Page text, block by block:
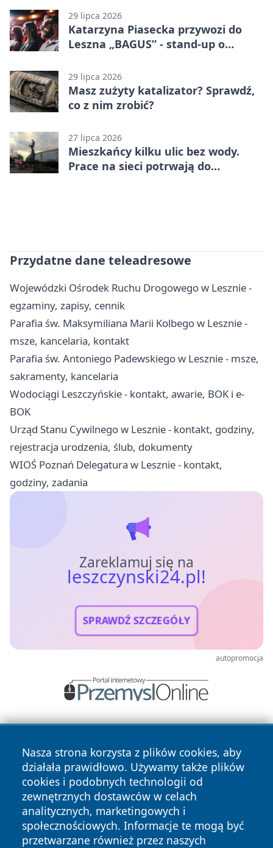
29 lipca 2026
Katarzyna Piasecka przywozi do
Leszna „BAGUS” - stand-up o
29 lipca 2026
Masz zużyty katalizator? Sprawdź,
co z nim zrobić?
27 lipca 2026
Mieszkańcy kilku ulic bez wody.
Prace na sieci potrwają do
Przydatne dane teleadresowe
Wojewódzki Ośrodek Ruchu Drogowego w Lesznie -
egzaminy, zapisy, cennik
Parafia św. Maksymiliana Marii Kolbego w Lesznie -
msze, kancelaria, kontakt
Parafia św. Antoniego Padewskiego w Lesznie - msze,
sakramenty, kancelaria
Wodociągi Leszczyńskie - kontakt, awarie, BOK i e-
BOK
Urząd Stanu Cywilnego w Lesznie - kontakt, godziny,
rejestracja urodzenia, ślub, dokumenty
WIOŚ Poznań Delegatura w Lesznie - kontakt,
godziny, zadania
Zareklamuj się na
leszczynski24.pl!
SPRAWDŹ SZCZEGÓŁY
autopromocja
Nasza strona korzysta z plików cookies, aby
działała prawidłowo. Używamy także plików
cookies i podobnych technologii od
zewnętrznych dostawców w celach
analitycznych, marketingowych i
społecznościowych. Informacje te mogą być
przetwarzane również przez naszych
Copyright © 2026 leszczynski24.pl Wszystkie prawa
zastrzeżone.